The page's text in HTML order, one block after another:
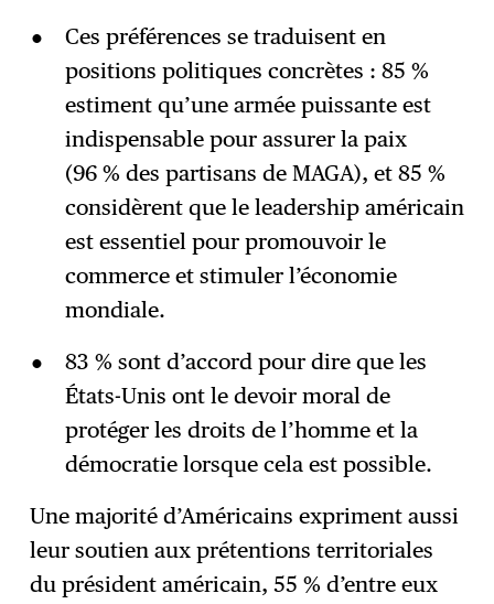
Ces préférences se traduisent en
positions politiques concrètes : 85 %
estiment qu’une armée puissante est
indispensable pour assurer la paix
(96 % des partisans de MAGA), et 85 %
considèrent que le leadership américain
est essentiel pour promouvoir le
commerce et stimuler l’économie
mondiale.
83 % sont d’accord pour dire que les
États-Unis ont le devoir moral de
protéger les droits de l’homme et la
démocratie lorsque cela est possible.
Une majorité d’Américains expriment aussi
leur soutien aux prétentions territoriales
du président américain, 55 % d’entre eux